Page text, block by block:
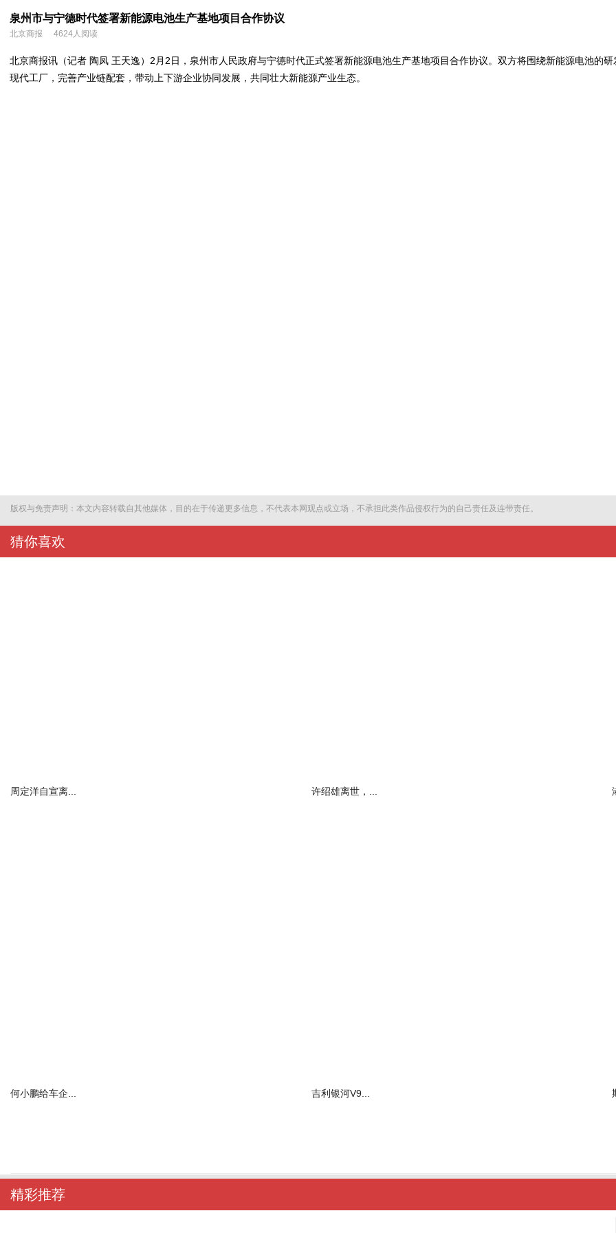
泉州市与宁德时代签署新能源电池生产基地项目合作协议
北京商报 4624人阅读
北京商报讯（记者 陶凤 王天逸）2月2日，泉州市人民政府与宁德时代正式签署新能源电池生产基地项目合作协议。双方将围绕新能源电池的
现代工厂，完善产业链配套，带动上下游企业协同发展，共同壮大新能源产业生态。
版权与免责声明：本文内容转载自其他媒体，目的在于传递更多信息，不代表本网观点或立场，不承担此类作品侵权行为的自己责任及连带责任。
猜你喜欢
周定洋自宣离... 许绍雄离世，...
何小鹏给车企... 吉利银河V9...
精彩推荐